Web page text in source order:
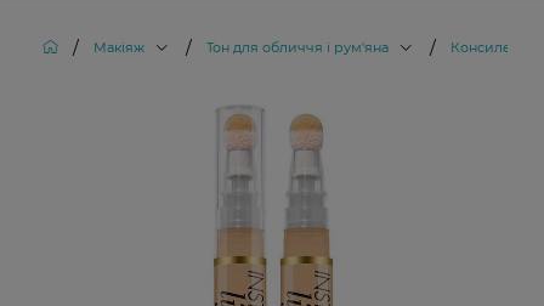
/ Макіяж / Тон для обличчя і рум'яна / Консилери